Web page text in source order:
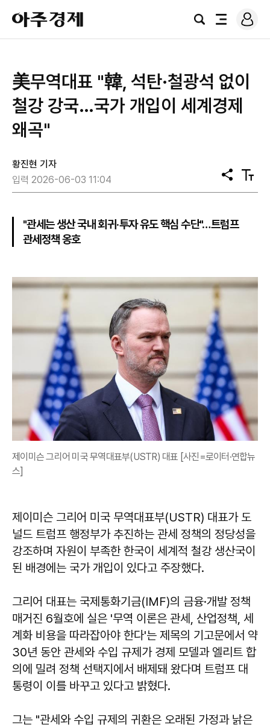
아
주
경
검
전
로
그
美무역대표 "韓, 석탄·철광석 없이
철강 강국…국가 개입이 세계경제
왜곡"
황진현 기자
입력 2026-06-03 11:04
공
유
텍
스
"관세는 생산 국내 회귀·투자 유도 핵심 수단"…트럼프
관세정책 옹호
제이미슨 그리어 미국 무역대표부(USTR) 대표 [사진=로이터·연합뉴
스]
제이미슨 그리어 미국 무역대표부(USTR) 대표가 도
널드 트럼프 행정부가 추진하는 관세 정책의 정당성을
강조하며 자원이 부족한 한국이 세계적 철강 생산국이
된 배경에는 국가 개입이 있다고 주장했다.
그리어 대표는 국제통화기금(IMF)의 금융·개발 정책
매거진 6월호에 실은 '무역 이론은 관세, 산업정책, 세
계화 비용을 따라잡아야 한다'는 제목의 기고문에서 약
30년 동안 관세와 수입 규제가 경제 모델과 엘리트 합
의에 밀려 정책 선택지에서 배제돼 왔다며 트럼프 대
통령이 이를 바꾸고 있다고 밝혔다.
그는 "관세와 수입 규제의 귀환은 오래된 가정과 낡은